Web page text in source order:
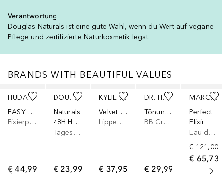
Verantwortung
Douglas Naturals ist eine gute Wahl, wenn du Wert auf vegane
Pflege und zertifizierte Naturkosmetik legst.
BRANDS WITH BEAUTIFUL VALUES
HUDA BEAUTY
EASY BAKE LOOSE
Fixierpuder
€ 44,99
DOUGLAS COLLECTION
Naturals
48H HYDRATING DAY CREAM
Tagescreme
€ 23,99
KYLIE COSMETICS
Velvet Lip Kit
Lippen Make-up Set
€ 37,95
DR. HAUSCHKA
Tönungscreme
BB Cream
€ 29,99
MARC JACOBS
Perfect
Elixir
Eau de Parfum
€ 121,00
€ 65,73